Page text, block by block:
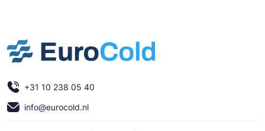
+31 10 238 05 40
info@eurocold.nl